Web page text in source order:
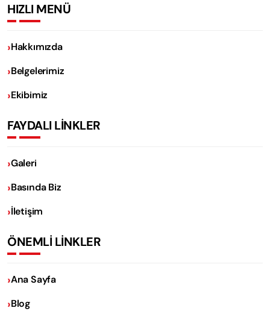
HIZLI MENÜ
Hakkımızda
Belgelerimiz
Ekibimiz
FAYDALI LİNKLER
Galeri
Basında Biz
İletişim
ÖNEMLİ LİNKLER
Ana Sayfa
Blog